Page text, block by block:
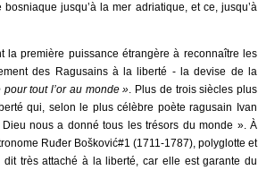
jusqu’à la mer adriatique, et ce, jusqu’à
la première puissance étrangère à reconnaître les
des Ragusains à la liberté - la devise de la
tout l’or au monde ». Plus de trois siècles plus
qui, selon le plus célèbre poète ragusain Ivan
nous a donné tous les trésors du monde ». À
Ruđer Bošković#1 (1711-1787), polyglotte et
très attaché à la liberté, car elle est garante du